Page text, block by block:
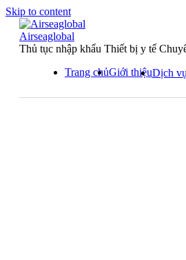
Skip to content
Airseaglobal
Thủ tục nhập khẩu Thiết bị y tế
Trang chủGiới thiệuDịch